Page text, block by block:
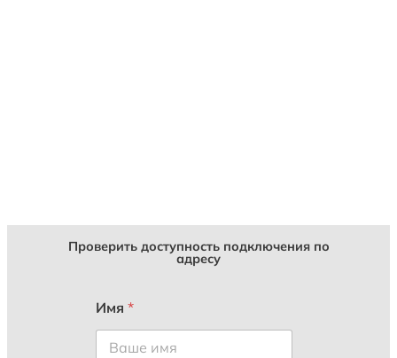
Проверить доступность подключения по
адресу
Имя*